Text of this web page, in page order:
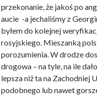
przekonanie, że jakoś po
aucie -a jechaliśmy z
byłem do kolejnej
rosyjskiego. Mieszanką
porozumienia. W drodze
drogowa – na tyle, na ile
lepsza niż ta na Zachodniej
podobnego lub nawet